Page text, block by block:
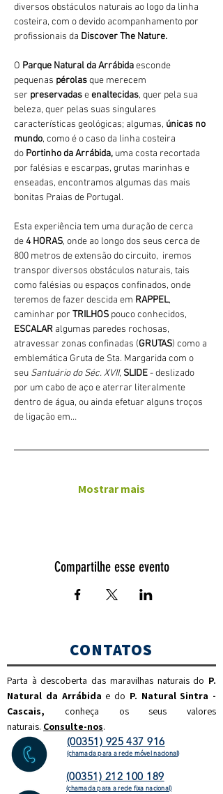
diversos obstáculos naturais ao logo da linha
costeira, com o devido acompanhamento por
profissionais da Discover The Nature.
O Parque Natural da Arrábida esconde
pequenas pérolas que merecem
ser preservadas e enaltecidas, quer pela sua
beleza, quer pelas suas singulares
características geológicas; algumas, únicas no
mundo, como é o caso da linha costeira
do Portinho da Arrábida, uma costa recortada
por falésias e escarpas, grutas marinhas e
enseadas, encontramos algumas das mais
bonitas Praias de Portugal.
Esta experiência tem uma duração de cerca
de 4 HORAS, onde ao longo dos seus cerca de
800 metros de extensão do circuito,  iremos
transpor diversos obstáculos naturais, tais
como falésias ou espaços confinados, onde
teremos de fazer descida em RAPPEL,
caminhar por TRILHOS pouco conhecidos,
ESCALAR algumas paredes rochosas,
atravessar zonas confinadas (GRUTAS) como a
emblemática Gruta de Sta. Margarida com o
seu Santuário do Séc. XVII, SLIDE - deslizado
por um cabo de aço e aterrar literalmente
dentro de água, ou ainda efetuar alguns troços
de ligação em…
Mostrar mais
Compartilhe esse evento
CONTATOS
Parta à descoberta das maravilhas naturais do P.
Natural da Arrábida e do P. Natural Sintra -
Cascais, conheça os seus valores
naturais. Consulte-nos.
(00351) 925 437 916
(chamada para a rede móvel nacional)
(00351) 212 100 189
(chamada para a rede fixa nacional)